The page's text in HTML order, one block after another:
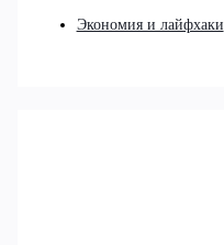
Экономия и лайфхаки